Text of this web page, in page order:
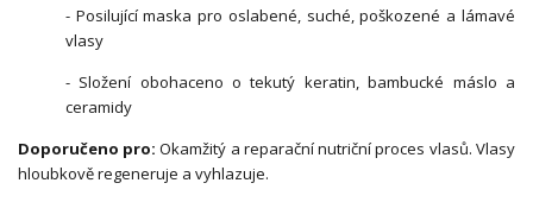
- Posilující maska pro oslabené, suché, poškozené a lámavé
vlasy
- Složení obohaceno o tekutý keratin, bambucké máslo a
ceramidy
Doporučeno pro: Okamžitý a reparační nutriční proces vlasů. Vlasy
hloubkově regeneruje a vyhlazuje.